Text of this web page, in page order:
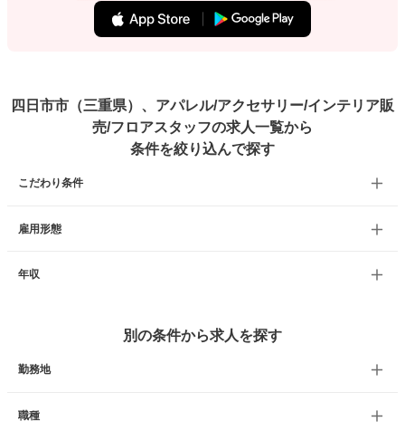
四日市市（三重県）、アパレル/アクセサリー/インテリア販
売/フロアスタッフの求人一覧から
条件を絞り込んで探す
こだわり条件
雇用形態
年収
別の条件から求人を探す
勤務地
職種